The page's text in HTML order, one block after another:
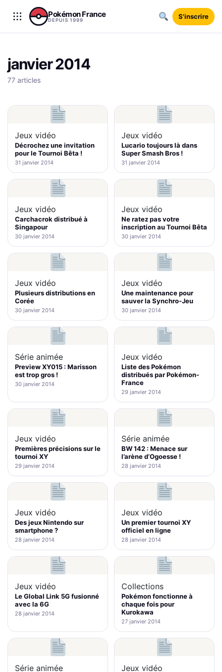
Aller au contenu
Pokémon France
DEPUIS 1999 S'inscrire
janvier 2014
77 articles
Jeux vidéo
Décrochez une invitation
pour le Tournoi Bêta !
31 janvier 2014
Jeux vidéo
Lucario toujours là dans
Super Smash Bros !
31 janvier 2014
Jeux vidéo
Carchacrok distribué à
Singapour
30 janvier 2014
Jeux vidéo
Ne ratez pas votre
inscription au Tournoi Bêta
30 janvier 2014
Jeux vidéo
Plusieurs distributions en
Corée
30 janvier 2014
Jeux vidéo
Une maintenance pour
sauver la Synchro-Jeu
30 janvier 2014
Série animée
Preview XY015 : Marisson
est trop gros !
30 janvier 2014
Jeux vidéo
Liste des Pokémon
distribués par Pokémon-
France
29 janvier 2014
Jeux vidéo
Premières précisions sur le
tournoi XY
29 janvier 2014
Série animée
BW 142 : Menace sur
l’arène d’Ogoesse !
28 janvier 2014
Jeux vidéo
Des jeux Nintendo sur
smartphone ?
28 janvier 2014
Jeux vidéo
Un premier tournoi XY
officiel en ligne
28 janvier 2014
Jeux vidéo
Le Global Link 5G fusionné
avec la 6G
28 janvier 2014
Collections
Pokémon fonctionne à
chaque fois pour
Kurokawa
27 janvier 2014
Série animée Jeux vidéo